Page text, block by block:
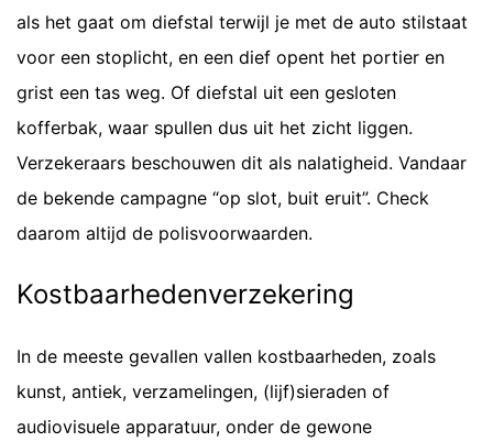
als het gaat om diefstal terwijl je met de auto stilstaat
voor een stoplicht, en een dief opent het portier en
grist een tas weg. Of diefstal uit een gesloten
kofferbak, waar spullen dus uit het zicht liggen.
Verzekeraars beschouwen dit als nalatigheid. Vandaar
de bekende campagne “op slot, buit eruit”. Check
daarom altijd de polisvoorwaarden.
Kostbaarhedenverzekering
In de meeste gevallen vallen kostbaarheden, zoals
kunst, antiek, verzamelingen, (lijf)sieraden of
audiovisuele apparatuur, onder de gewone